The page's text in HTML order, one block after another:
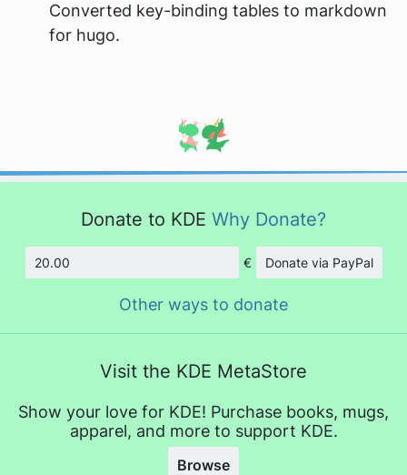
Converted key-binding tables to markdown
for hugo.
Donate to KDE Why Donate?
Amount
€ Donate via PayPal
Other ways to donate
Visit the KDE MetaStore
Show your love for KDE! Purchase books, mugs,
apparel, and more to support KDE.
Browse